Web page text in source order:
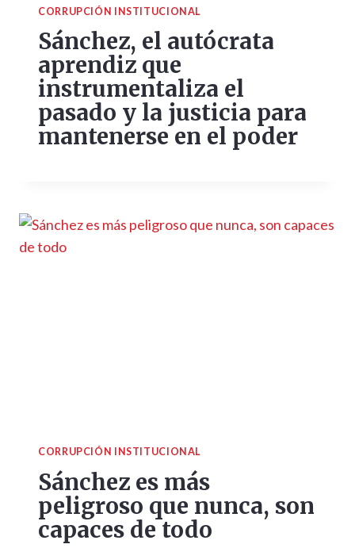
CORRUPCIÓN INSTITUCIONAL
Sánchez, el autócrata
aprendiz que
instrumentaliza el
pasado y la justicia para
mantenerse en el poder
CORRUPCIÓN INSTITUCIONAL
Sánchez es más
peligroso que nunca, son
capaces de todo